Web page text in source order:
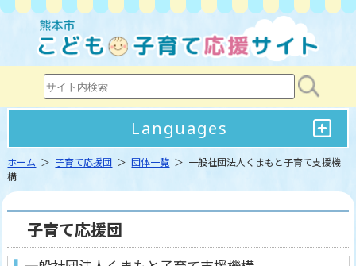
Languages
ホーム ＞ 子育て応援団 ＞団体一覧 ＞ 一般社団法人くまもと子育て支援機
構
子育て応援団